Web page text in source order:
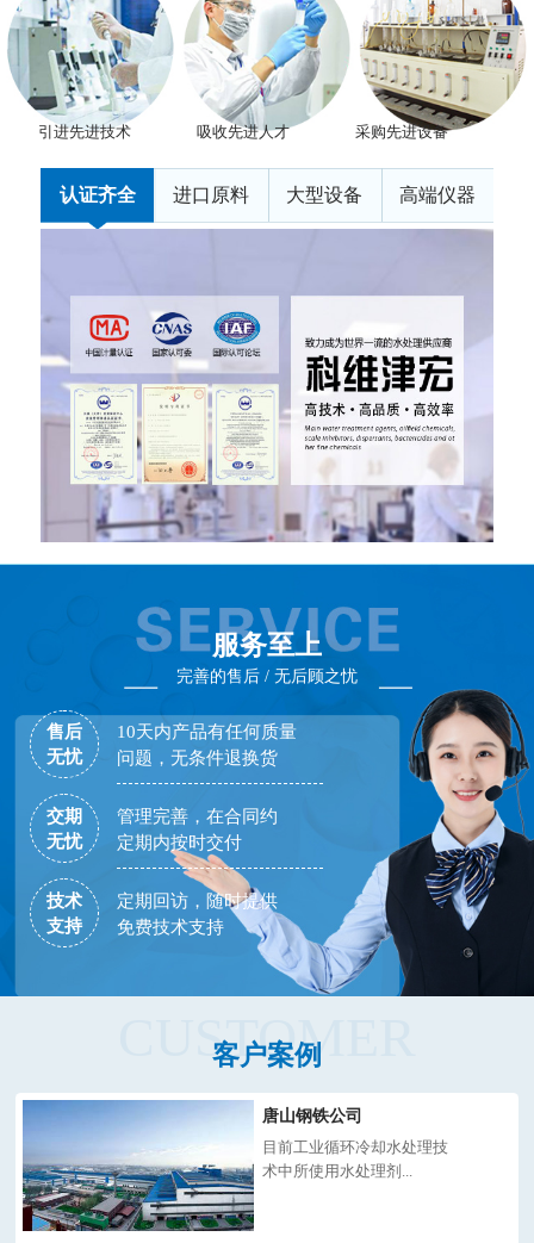
引进先进技术 吸收先进人才 采购先进设备
认证齐全 进口原料 大型设备 高端仪器
服务至上
完善的售后 / 无后顾之忧
售后
无忧
10天内产品有任何质量
问题，无条件退换货
交期
无忧
管理完善，在合同约
定期内按时交付
技术
支持
定期回访，随时提供
免费技术支持
CUSTOMER
客户案例
唐山钢铁公司
目前工业循环冷却水处理技
术中所使用水处理剂...